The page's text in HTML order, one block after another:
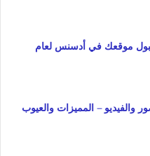
موقعك في أدسنس لعام
والفيديو – المميزات والعيوب